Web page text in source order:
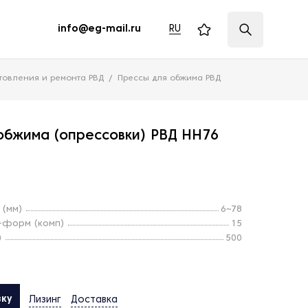
info@eg-mail.ru RU
и ремонта РВД Прессы для обжима РВД
(опрессовки) РВД HH76
(мм)
6~78
форм (комп)
15
500
Лизинг Доставка